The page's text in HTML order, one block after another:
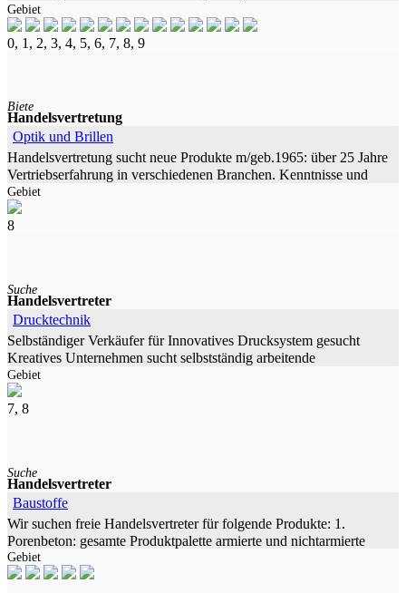
100% Robusta. Wir bieten
Gebiet
0, 1, 2, 3, 4, 5, 6, 7, 8, 9
Biete
Handelsvertretung
Optik und Brillen
Handelsvertretung sucht neue Produkte m/geb.1965: über 25 Jahre
Vertriebserfahrung in verschiedenen Branchen. Kenntnisse und
Fähigkeiten In der Tätigkeit
Gebiet
8
Suche
Handelsvertreter
Drucktechnik
Selbständiger Verkäufer für Innovatives Drucksystem gesucht
Kreatives Unternehmen sucht selbstständig arbeitende
Außendienstmitarbeiter
Gebiet
7, 8
Suche
Handelsvertreter
Baustoffe
Wir suchen freie Handelsvertreter für folgende Produkte: 1.
Porenbeton: gesamte Produktpalette armierte und nichtarmierte
Produkte
Gebiet